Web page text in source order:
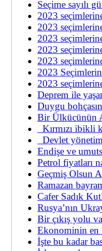
Seçime sayılı
2023
2023
2023
2023
2023
2023
2023
Deprem ile
Duygu
Bir Ülkücünün
Kırmızı
Devlet
Endişe ve
Petrol fiyatları
Geçmiş Olsun
Ramazan
Cafer Sadık
Rusya’nın
Bir çıkış yolu
Ekonominin en
İşte bu kadar